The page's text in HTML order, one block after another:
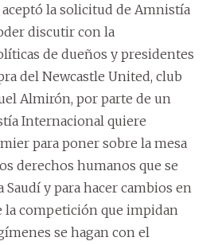
la solicitud de Amnistía
discutir con la
de dueños y presidentes
del Newcastle United, club
Almirón, por parte de un
Internacional quiere
para poner sobre la mesa
derechos humanos que se
y para hacer cambios en
la competición que impidan
se hagan con el